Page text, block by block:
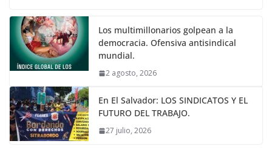
Los multimillonarios golpean a la
democracia. Ofensiva antisindical
mundial.
2 agosto, 2026
En El Salvador: LOS SINDICATOS Y EL
FUTURO DEL TRABAJO.
27 julio, 2026